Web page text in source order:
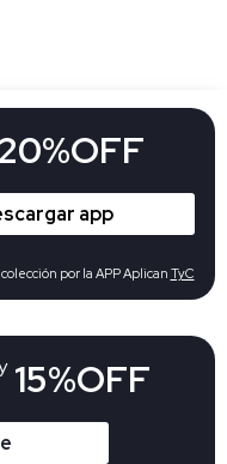
15%OFF
app
por la APP Aplican TyC